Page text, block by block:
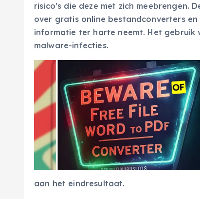
risico’s die deze met zich meebrengen.
over gratis online bestandconverters
informatie ter harte neemt. Het gebruik
malware-infecties.
aan het eindresultaat.